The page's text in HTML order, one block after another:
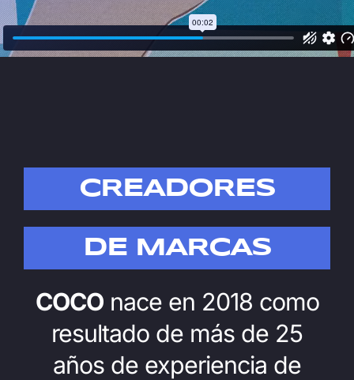
CREADORES
DE MARCAS
COCOnace en 2018 como
resultado de más de 25
años de experiencia de